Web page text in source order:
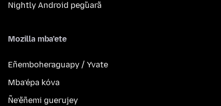
Nightly Android peg̃uarã
Mozilla mba’ete
Eñemboheraguapy / Yvate
Mba’épa kóva
Ñe’ẽñemi guerujey